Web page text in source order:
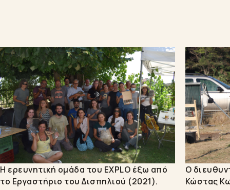
Η ερευνητική ομάδα του EXPLO έξω από
το Εργαστήριο του Δισπηλιού (2021).
Ο
Κώστας